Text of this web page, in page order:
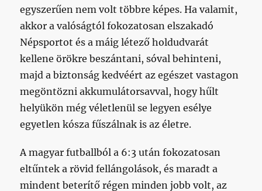
egyszerűen nem volt többre képes. Ha valamit,
akkor a valóságtól fokozatosan elszakadó
Népsportot és a máig létező holdudvarát
kellene örökre beszántani, sóval behinteni,
majd a biztonság kedvéért az egészet vastagon
megöntözni akkumulátorsavval, hogy hűlt
helyükön még véletlenül se legyen esélye
egyetlen kósza fűszálnak is az életre.
A magyar futballból a 6:3 után fokozatosan
eltűntek a rövid fellángolások, és maradt a
mindent beterítő régen minden jobb volt, az